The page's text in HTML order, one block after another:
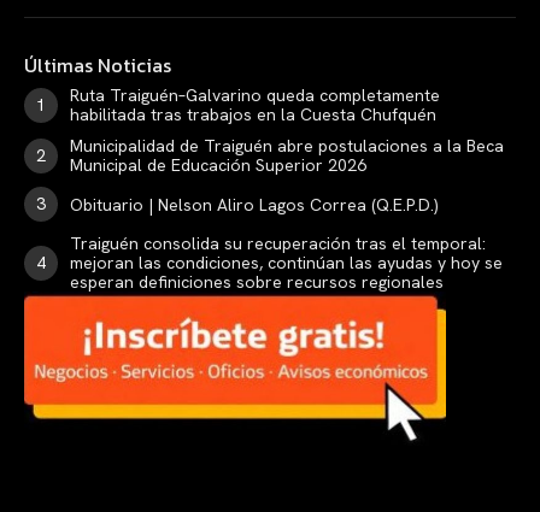
Últimas Noticias
Ruta Traiguén–Galvarino queda completamente
habilitada tras trabajos en la Cuesta Chufquén
Municipalidad de Traiguén abre postulaciones a la Beca
Municipal de Educación Superior 2026
Obituario | Nelson Aliro Lagos Correa (Q.E.P.D.)
Traiguén consolida su recuperación tras el temporal:
mejoran las condiciones, continúan las ayudas y hoy se
esperan definiciones sobre recursos regionales